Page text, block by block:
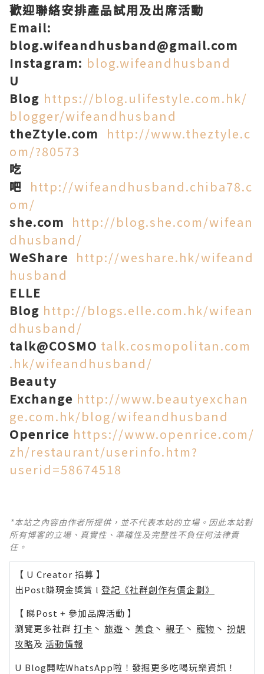
歡迎聯絡安排產品試用及出席活動
Email:
blog.wifeandhusband@gmail.com
Instagram: blog.wifeandhusband
U
Blog https://blog.ulifestyle.com.hk/
blogger/wifeandhusband
theZtyle.com http://www.theztyle.c
om/?80573
吃
吧 http://wifeandhusband.chiba78.c
om/
she.com http://blog.she.com/wifean
dhusband/
WeShare http://weshare.hk/wifeand
husband
ELLE
Blog http://blogs.elle.com.hk/wifean
dhusband/
talk@COSMO talk.cosmopolitan.com
.hk/wifeandhusband/
Beauty
Exchange http://www.beautyexchan
ge.com.hk/blog/wifeandhusband
Openrice https://www.openrice.com/
zh/restaurant/userinfo.htm?
userid=58674518
*本站之內容由作者所提供，並不代表本站的立場。因此本站對
所有博客的立場、真實性、準確性及完整性不負任何法律責
任。
【 U Creator 招募 】
出Post賺現金獎賞 l 登記《社群創作有價企劃》
【 睇Post + 參加品牌活動 】
瀏覽更多社群 打卡 丶 旅遊 丶 美食 丶 親子 丶 寵物 丶 扮靚
攻略及 活動情報
U Blog開咗WhatsApp啦！發掘更多吃喝玩樂資訊！